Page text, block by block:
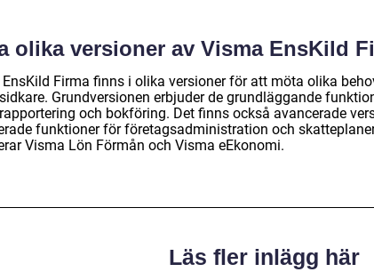
olika versioner av Visma EnsKild
Firma finns i olika versioner för att möta olika
Grundversionen erbjuder de grundläggande
och bokföring. Det finns också avancerade
funktioner för företagsadministration och
Visma Lön Förmån och Visma eEkonomi.
Läs fler inlägg här